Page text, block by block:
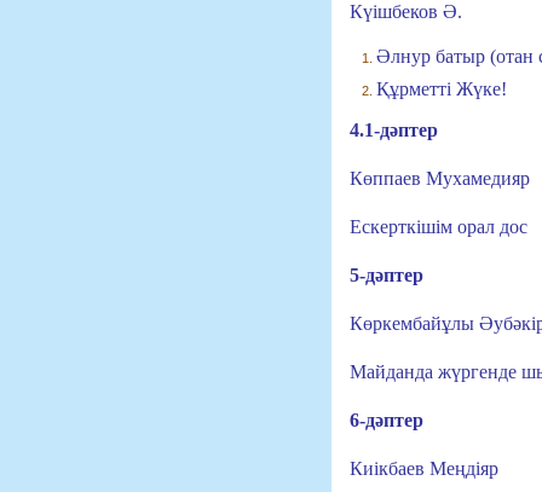
Күішбеков Ә.
Әлнур батыр (отан
Құрметті Жүке!
4.1-дәптер
Көппаев Мухамедияр
Ескерткішім орал дос
5-дәптер
Көркембайұлы
Майданда жүргенде
6-дәптер
Киікбаев Меңдіяр